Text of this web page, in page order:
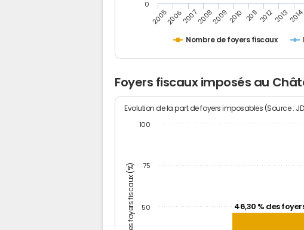
Nombre de foyers fiscaux
200520062007200820092010 2011201220132014
0
Foyers fiscaux imposés au
Part des foyers fiscaux (%)
Evolution de la part de foyers imposables (Source :
46,30 % des
50
75
100